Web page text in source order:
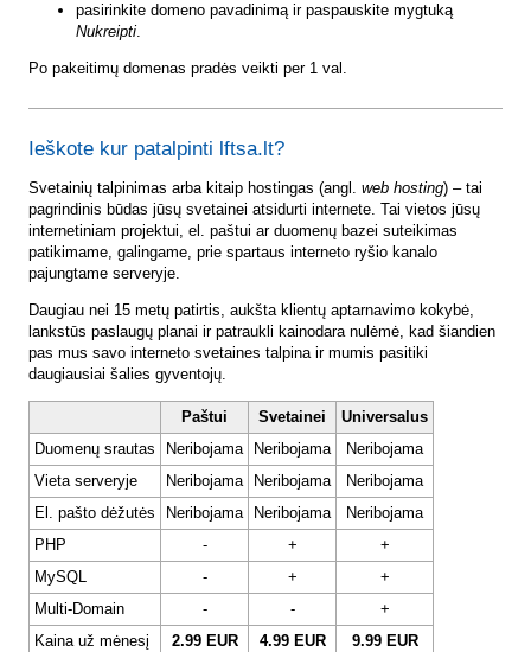
pasirinkite domeno pavadinimą ir paspauskite mygtuką
Nukreipti.
Po pakeitimų domenas pradės veikti per 1 val.
Ieškote kur patalpinti lftsa.lt?
Svetainių talpinimas arba kitaip hostingas (angl. web hosting) – tai
pagrindinis būdas jūsų svetainei atsidurti internete. Tai vietos jūsų
internetiniam projektui, el. paštui ar duomenų bazei suteikimas
patikimame, galingame, prie spartaus interneto ryšio kanalo
pajungtame serveryje.
Daugiau nei 15 metų patirtis, aukšta klientų aptarnavimo kokybė,
lankstūs paslaugų planai ir patraukli kainodara nulėmė, kad šiandien
pas mus savo interneto svetaines talpina ir mumis pasitiki
daugiausiai šalies gyventojų.
Paštui Svetainei
Universalus
Duomenų srautas
Neribojama Neribojama
Neribojama
Vieta serveryje
Neribojama Neribojama
Neribojama
El. pašto dėžutės
Neribojama Neribojama
Neribojama
PHP
- +
+
MySQL
- +
+
Multi-Domain
- -
+
Kaina už mėnesį
2.99 EUR 4.99 EUR 9.99 EUR